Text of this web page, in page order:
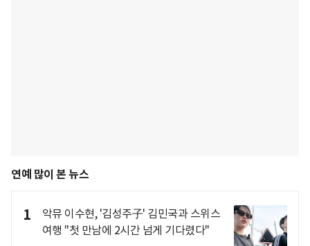
연예 많이 본 뉴스
1
악뮤 이수현, '김성주子' 김민국과 스위스
여행 "첫 만남에 2시간 넘게 기다렸다"